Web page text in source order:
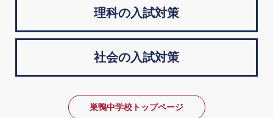
理科の入試対策
社会の入試対策
巣鴨中学校トップページ